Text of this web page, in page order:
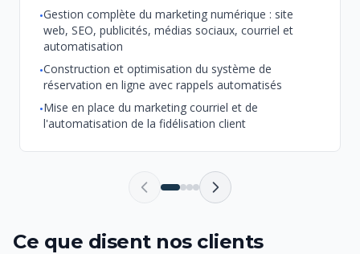
•Gestion complète du marketing numérique : site
web, SEO, publicités, médias sociaux, courriel et
automatisation
•Construction et optimisation du système de
réservation en ligne avec rappels automatisés
•Mise en place du marketing courriel et de
l'automatisation de la fidélisation client
Ce que disent nos clients